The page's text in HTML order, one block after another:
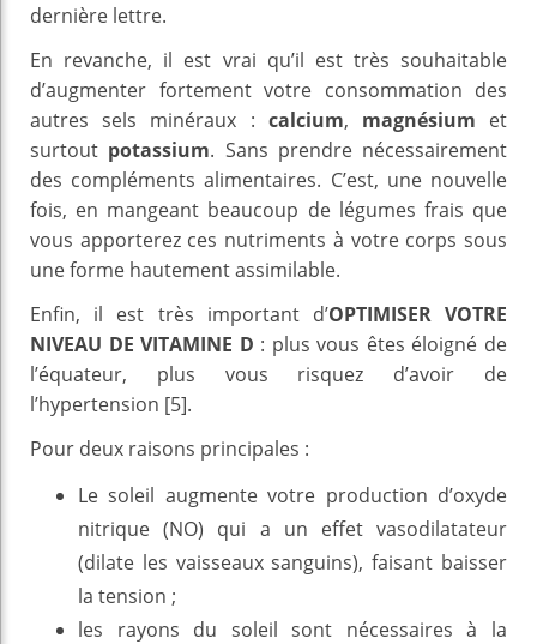
dernière lettre.
En revanche, il est vrai qu’il est très souhaitable
d’augmenter fortement votre consommation des
autres sels minéraux : calcium, magnésium et
surtout potassium. Sans prendre nécessairement
des compléments alimentaires. C’est, une nouvelle
fois, en mangeant beaucoup de légumes frais que
vous apporterez ces nutriments à votre corps sous
une forme hautement assimilable.
Enfin, il est très important d’OPTIMISER VOTRE
NIVEAU DE VITAMINE D : plus vous êtes éloigné de
l’équateur, plus vous risquez d’avoir de
l’hypertension [5].
Pour deux raisons principales :
Le soleil augmente votre production d’oxyde
nitrique (NO) qui a un effet vasodilatateur
(dilate les vaisseaux sanguins), faisant baisser
la tension ;
les rayons du soleil sont nécessaires à la